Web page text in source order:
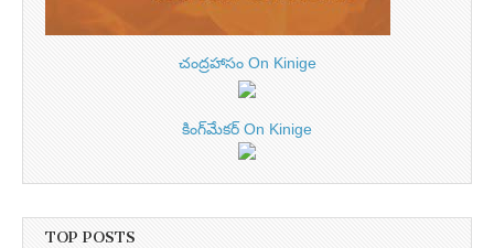
చంద్రహాసం On Kinige
కింగ్‌మేకర్ On Kinige
TOP POSTS